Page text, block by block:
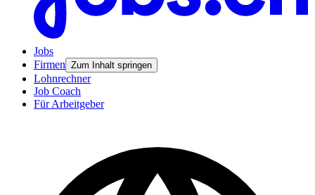
Jobs
Firmen Zum Inhalt springen
Lohnrechner
Job Coach
Für Arbeitgeber